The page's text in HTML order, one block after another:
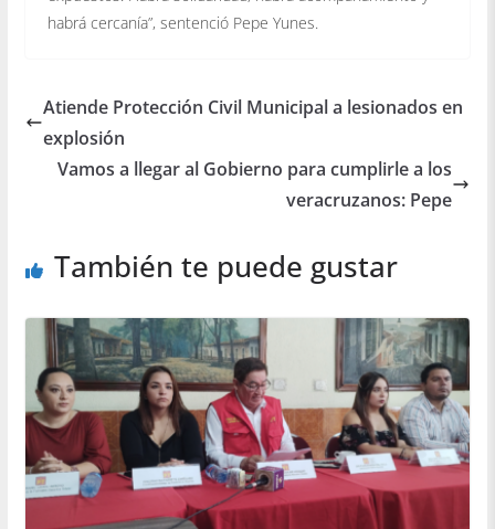
habrá cercanía”, sentenció Pepe Yunes.
Atiende Protección Civil Municipal a lesionados en
explosión
Vamos a llegar al Gobierno para cumplirle a los
veracruzanos: Pepe
También te puede gustar